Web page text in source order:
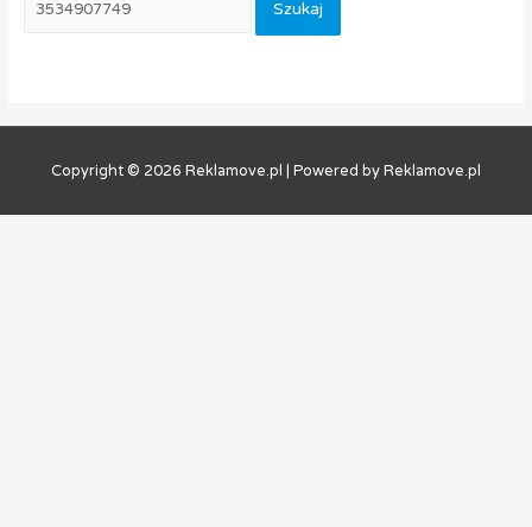
Copyright © 2026 Reklamove.pl | Powered byReklamove.pl